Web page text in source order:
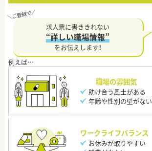
求人票に書ききれない
“詳しい職場情報”
をお伝えします！
職場の雰囲気
助け合う風土がある
年齢や性別の壁がない
ワークライフバランス
お休みが取りやすい